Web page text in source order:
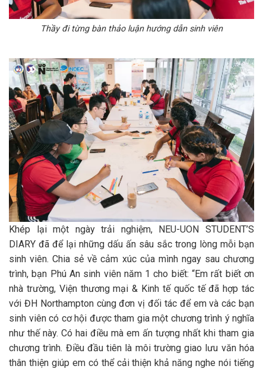
Thầy đi từng bàn thảo luận hướng dẫn sinh viên
Khép lại một ngày trải nghiệm, NEU-UON STUDENT’S
DIARY đã để lại những dấu ấn sâu sắc trong lòng mỗi bạn
sinh viên. Chia sẻ về cảm xúc của mình ngay sau chương
trình, bạn Phú An sinh viên năm 1 cho biết: “Em rất biết ơn
nhà trường, Viện thương mại & Kinh tế quốc tế đã hợp tác
với ĐH Northampton cùng đơn vị đối tác để em và các bạn
sinh viên có cơ hội được tham gia một chương trình ý nghĩa
như thế này. Có hai điều mà em ấn tượng nhất khi tham gia
chương trình. Điều đầu tiên là môi trường giao lưu văn hóa
thân thiện giúp em có thể cải thiện khả năng nghe nói tiếng